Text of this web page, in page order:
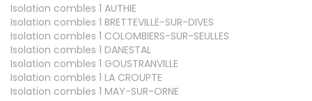
Isolation combles 1 AUTHIE
Isolation combles 1 BRETTEVILLE-SUR-DIVES
Isolation combles 1 COLOMBIERS-SUR-SEULLES
Isolation combles 1 DANESTAL
Isolation combles 1 GOUSTRANVILLE
Isolation combles 1 LA CROUPTE
Isolation combles 1 MAY-SUR-ORNE